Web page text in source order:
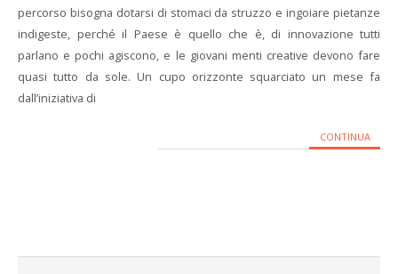
percorso bisogna dotarsi di stomaci da struzzo e ingoiare pietanze
indigeste, perché il Paese è quello che è, di innovazione tutti
parlano e pochi agiscono, e le giovani menti creative devono fare
quasi tutto da sole. Un cupo orizzonte squarciato un mese fa
dall’iniziativa di
CONTINUA